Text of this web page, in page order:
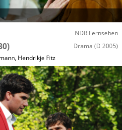
NDR Fernsehen
Drama (D 2005)
, Hendrikje Fitz